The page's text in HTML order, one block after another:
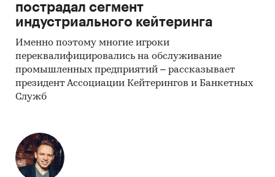
пострадал сегмент
индустриального кейтеринга
Именно поэтому многие игроки
переквалифицировались на обслуживание
промышленных предприятий – рассказывает
президент Ассоциации Кейтерингов и Банкетных
Служб